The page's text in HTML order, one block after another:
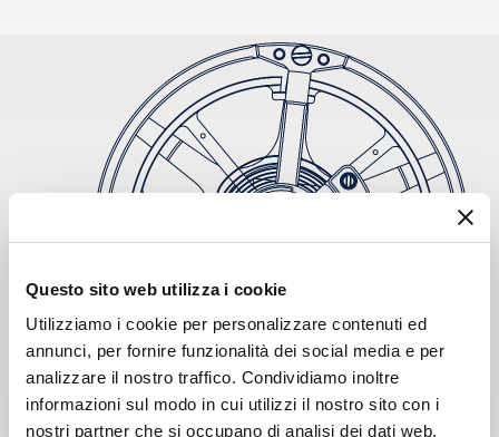
Questo sito web utilizza i cookie
Utilizziamo i cookie per personalizzare contenuti ed
annunci, per fornire funzionalità dei social media e per
analizzare il nostro traffico. Condividiamo inoltre
informazioni sul modo in cui utilizzi il nostro sito con i
nostri partner che si occupano di analisi dei dati web,